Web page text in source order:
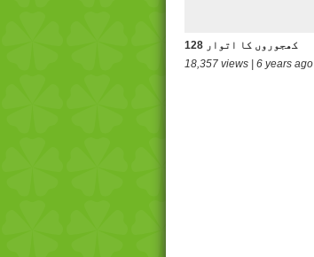
128 کھجوروں کا اتوار
18,357 views | 6 years ago